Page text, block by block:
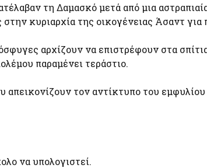
τη Δαμασκό μετά από μια
κυριαρχία της οικογένειας Άσαντ για
αρχίζουν να επιστρέφουν στα
παραμένει τεράστιο.
απεικονίζουν τον αντίκτυπο του
να υπολογιστεί.